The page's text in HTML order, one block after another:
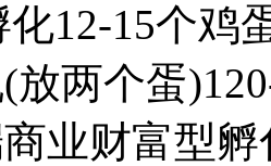
12-15个鸡
放两个蛋
业财富型